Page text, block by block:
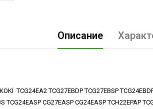
Описание
TCG24EA2 TCG27EBDP TCG27EBSP
TCG24EASP CG27EASP CG24EASP TCH22EPAP